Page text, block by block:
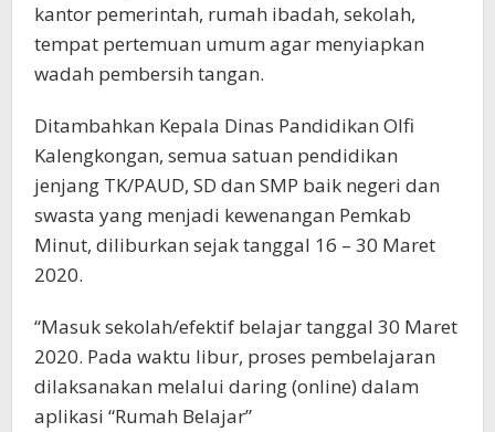
kantor pemerintah, rumah ibadah, sekolah,
tempat pertemuan umum agar menyiapkan
wadah pembersih tangan.
Ditambahkan Kepala Dinas Pandidikan Olfi
Kalengkongan, semua satuan pendidikan
jenjang TK/PAUD, SD dan SMP baik negeri dan
swasta yang menjadi kewenangan Pemkab
Minut, diliburkan sejak tanggal 16 – 30 Maret
2020.
“Masuk sekolah/efektif belajar tanggal 30 Maret
2020. Pada waktu libur, proses pembelajaran
dilaksanakan melalui daring (online) dalam
aplikasi “Rumah Belajar”